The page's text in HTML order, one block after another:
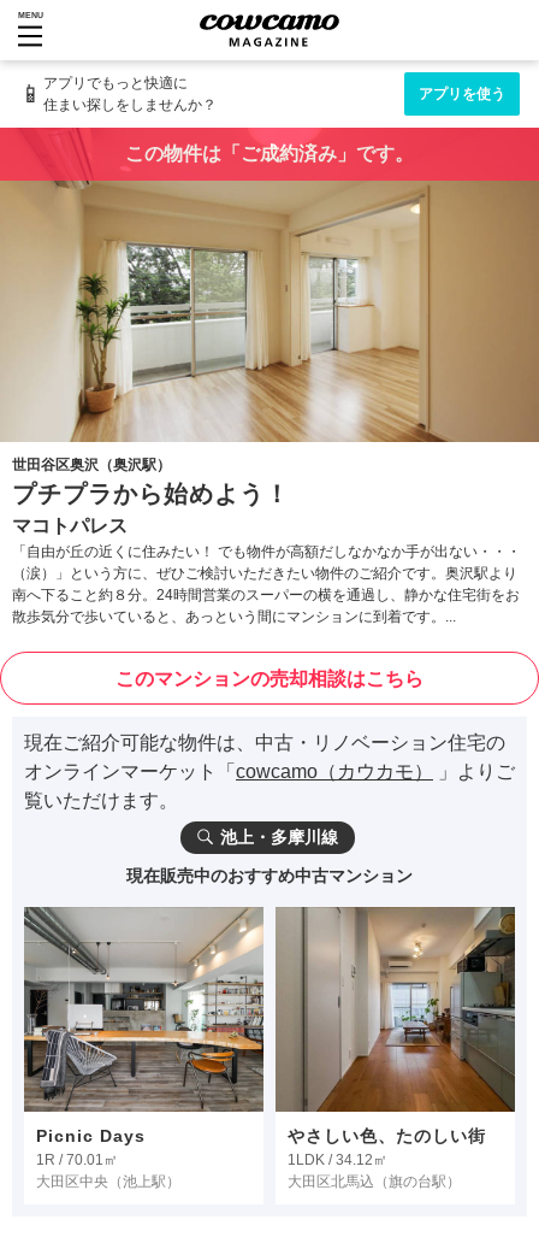
MENU
📱 アプリでもっと快適に
住まい探しをしませんか？
アプリを使う
この物件は「ご成約済み」です。
世田谷区奥沢（奥沢駅）
プチプラから始めよう！
マコトパレス
「自由が丘の近くに住みたい！ でも物件が高額だしなかなか手が出ない・・・
（涙）」という方に、ぜひご検討いただきたい物件のご紹介です。奥沢駅より
南へ下ること約８分。24時間営業のスーパーの横を通過し、静かな住宅街をお
散歩気分で歩いていると、あっという間にマンションに到着です。...
このマンションの売却相談はこちら
現在ご紹介可能な物件は、中古・リノベーション住宅の
オンラインマーケット「 cowcamo（カウカモ）
」よりご
覧いただけます。
池上・多摩川線
現在販売中のおすすめ中古マンション
Picnic Days
1R / 70.01㎡
大田区中央 （池上駅）
やさしい色、たのしい街
1LDK / 34.12㎡
大田区北馬込 （旗の台駅）